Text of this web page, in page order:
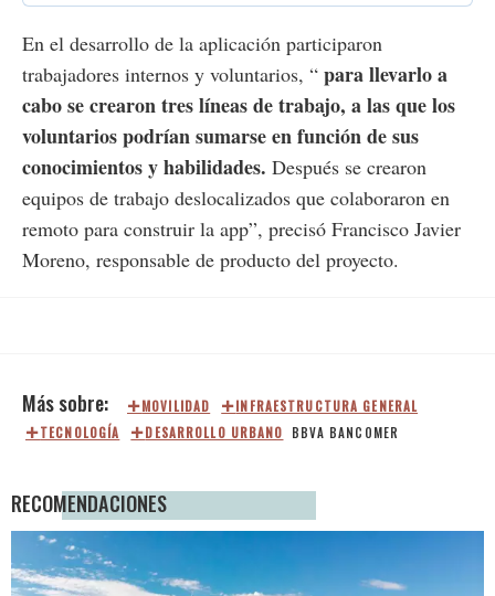
En el desarrollo de la aplicación participaron
trabajadores internos y voluntarios, “ para llevarlo a
cabo se crearon tres líneas de trabajo, a las que los
voluntarios podrían sumarse en función de sus
conocimientos y habilidades. Después se crearon
equipos de trabajo deslocalizados que colaboraron en
remoto para construir la app”, precisó Francisco Javier
Moreno, responsable de producto del proyecto.
MOVILIDAD
INFRAESTRUCTURA GENERAL
TECNOLOGÍA
DESARROLLO URBANO BBVA BANCOMER
RECOMENDACIONES